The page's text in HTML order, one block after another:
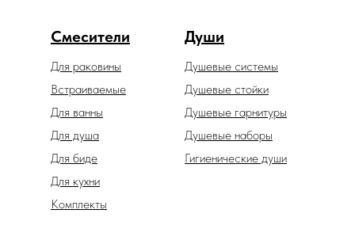
Смесители Души
Душевые гарнитуры
Душевые системы
Гигиенические души
Душевые наборы
Встраиваемые
Для биде
Для ванны
Для душа
Для раковины
Для кухни
Душевые стойки
Комплекты